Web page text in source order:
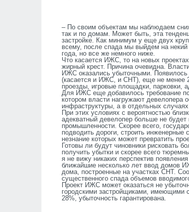
– По своим объектам мы наблюдаем
так и по домам. Может быть, эта
застройке. Как минимум у еще двух
всему, после спада мы выйдем на некий
года, но все же немного ниже.
Что касается ИЖС, то на новых
жирный крест. Причина очевидна.
ИЖС оказались убыточными. Появилось
(касается и ИЖС, и СНТ), еще не менее
проезды, игровые площадки, парковки,
Для ИЖС еще добавилось требование по
котором власти нагружают девелопера
инфраструктуры, а в отдельных
При этих условиях с вероятностью
адекватный девелопер больше не
промышленности. Скорее всего,
подводить дороги, строить
незнание которых может превратить
Готовы ли будут чиновники рисковать
получить убытки и скорее всего
я не вижу никаких перспектив
ближайшие несколько лет ввод домов
дома, построенные на участках СНТ.
существенного спада объемов
Проект ИЖС может оказаться не
городскими застройщиками, имеющими
28%, убыточность гарантирована.